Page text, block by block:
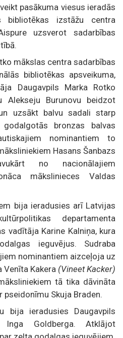
pasākuma viesus ieradās
bibliotēkas izstāžu centra
uzsverot sadarbības
mākslas centra sadarbības
bibliotēkas apsveikuma,
Daugavpils Marka Rotko
Alekseju Burunovu beidzot
uzsākt balvu sadali starp
bronzas balvas
nominantiem to
Hasans Šanbazs
no nacionālajiem
mākslinieces Valdas
bija ieradusies arī Latvijas
departamenta
vadītāja Karine Kalniņa, kura
ieguvējus. Sudraba
nominantiem aizceļoja uz
Kakera (Vineet Kacker)
tā tika dāvināta
Skuja Braden.
bija ieradusies Daugavpils
Inga Goldberga. Atklājot